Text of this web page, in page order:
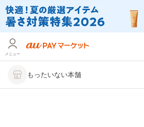
メニュー
もったいない本舗